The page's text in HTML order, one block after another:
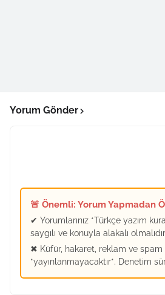
Yorum Gönder
🚨 Önemli: Yorum Yapmadan
✔ Yorumlarınız *Türkçe yazım
saygılı ve konuyla alakalı
✖ Küfür, hakaret, reklam ve
*yayınlanmayacaktır*. Denetim